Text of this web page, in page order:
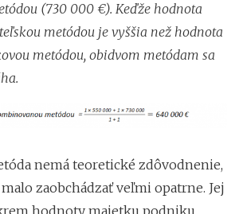
(730 000 €). Keďže hodnota
metódou je vyššia než hodnota
metódou, obidvom metódam sa
nemá teoretické zdôvodnenie,
zaobchádzať veľmi opatrne. Jej